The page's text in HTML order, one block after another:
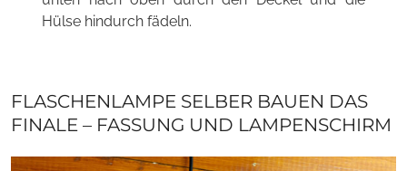
Hülse hindurch fädeln.
FLASCHENLAMPE SELBER BAUEN DAS
FINALE – FASSUNG UND LAMPENSCHIRM